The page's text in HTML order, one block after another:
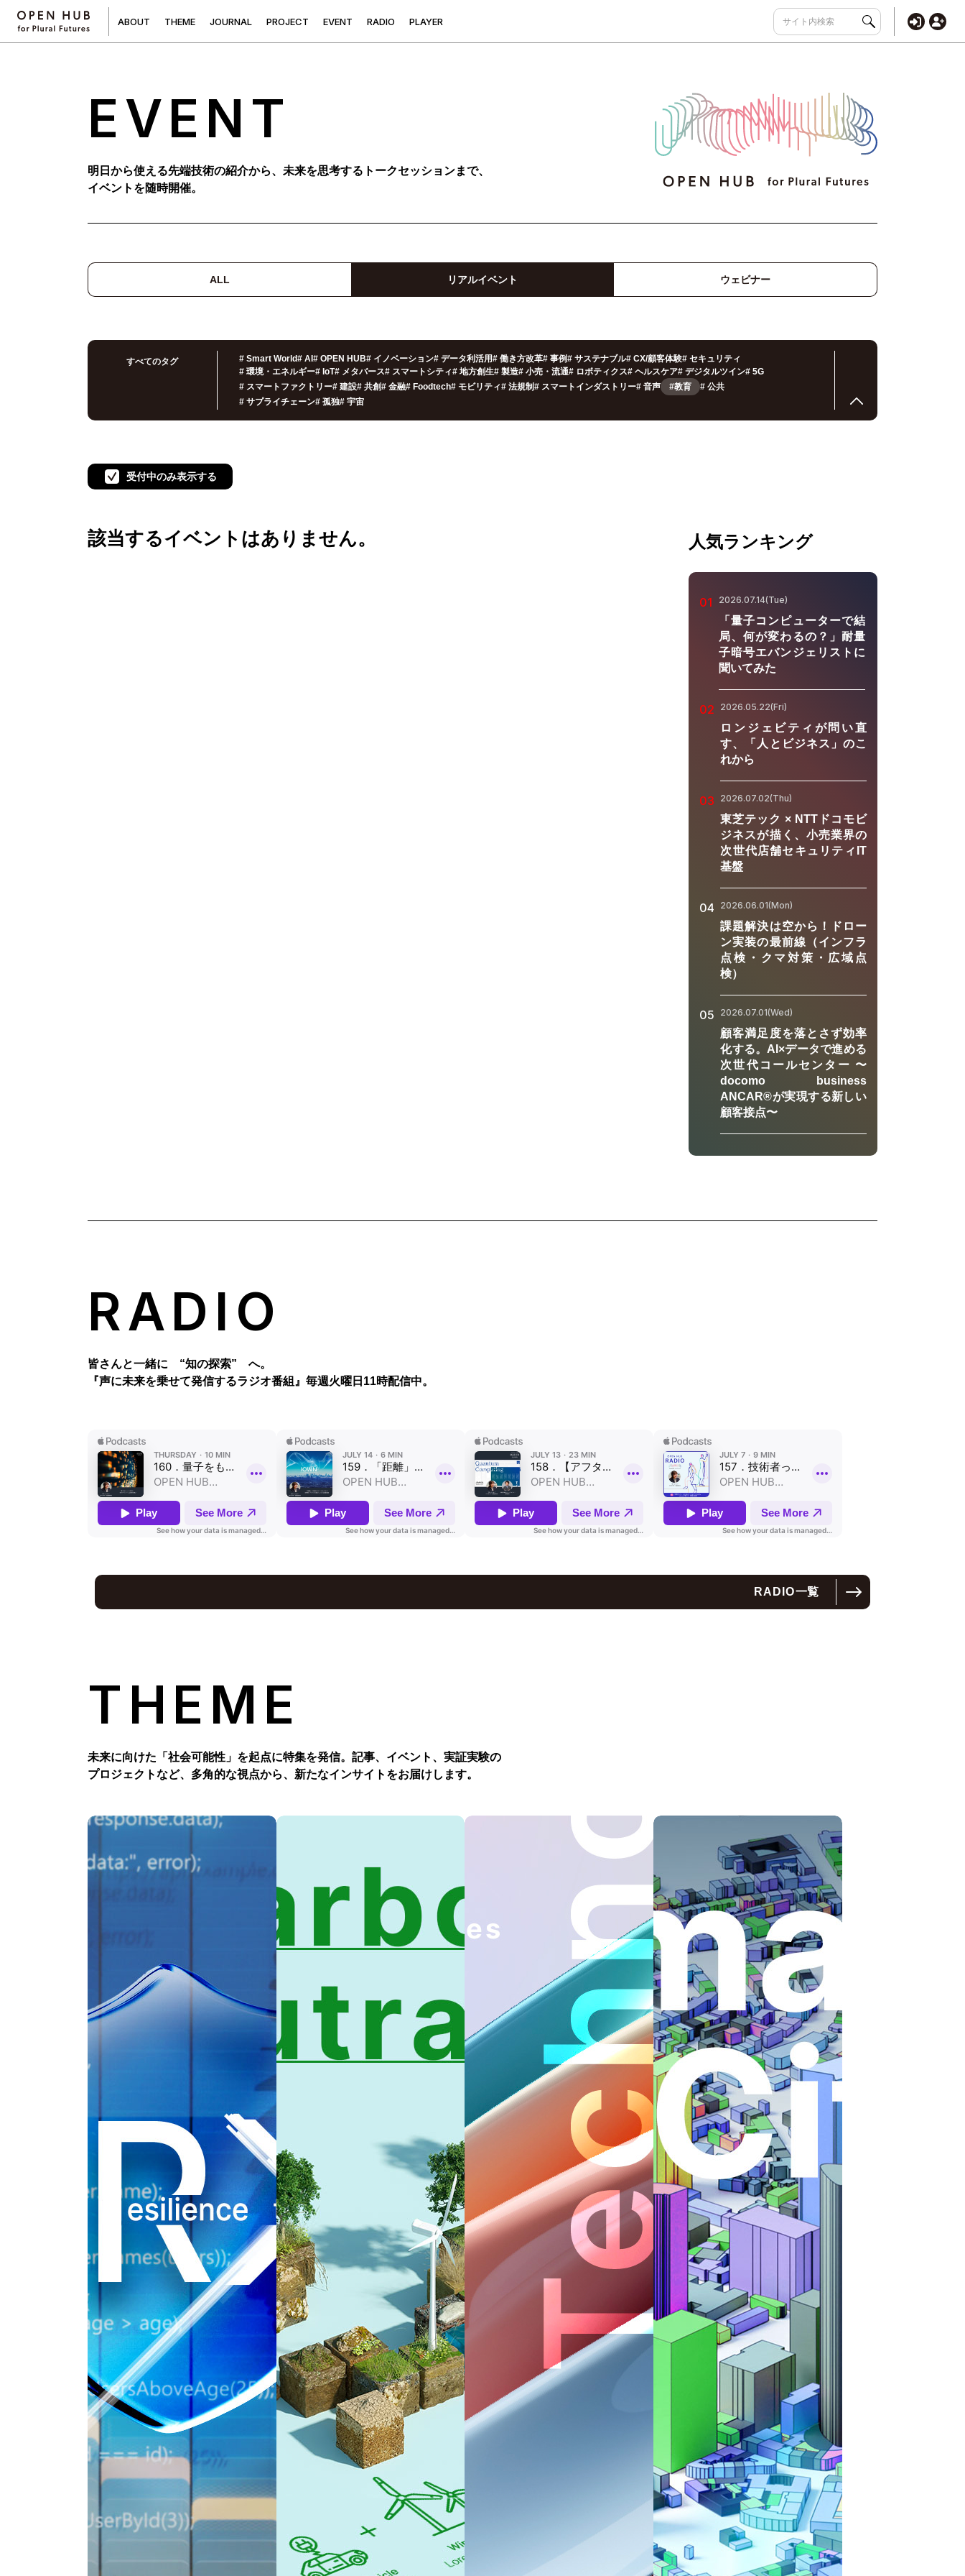
ABOUT THEME JOURNAL PROJECT EVENT RADIO PLAYER
EVENT
明日から使える先端技術の紹介から、未来を思考するトークセッションまで、
イベントを随時開催。
ALL リアルイベント ウェビナー
すべてのタグ # Smart World# AI # OPEN HUB# イノベーション# データ利活用# 働き方改革# 事例# サステナブル# CX/顧客体験# セキュリティ
# 環境・エネルギー# IoT# メタバース# スマートシティ# 地方創生# 製造# 小売・流通# ロボティクス# ヘルスケア# デジタルツイン# 5G
# スマートファクトリー# 建設# 共創# 金融# Foodtech# モビリティ# 法規制# スマートインダストリー# 音声 #教育 # 公共
# サプライチェーン# 孤独# 宇宙
受付中のみ表示する
該当するイベントはありません。 人気ランキング
01 2026.07.14(Tue)
「量子コンピューターで結
局、何が変わるの？」耐量
子暗号エバンジェリストに
聞いてみた
02 2026.05.22(Fri)
ロンジェビティが問い直
す、「人とビジネス」のこ
れから
03 2026.07.02(Thu)
東芝テック × NTTドコモビ
ジネスが描く、小売業界の
次世代店舗セキュリティIT
基盤
04 2026.06.01(Mon)
課題解決は空から！ドロー
ン実装の最前線（インフラ
点検・クマ対策・広域点
検）
05 2026.07.01(Wed)
顧客満足度を落とさず効率
化する。AI×データで進める
次世代コールセンター 〜
docomo business
ANCAR®が実現する新しい
顧客接点〜
RADIO
皆さんと一緒に “知の探索” へ。
『声に未来を乗せて発信するラジオ番組』 毎週火曜日11時配信中。
RADIO一覧
THEME
未来に向けた「社会可能性」を起点に特集を発信。記事、イベント、実証実験の
プロジェクトなど、多角的な視点から、新たなインサイトをお届けします。